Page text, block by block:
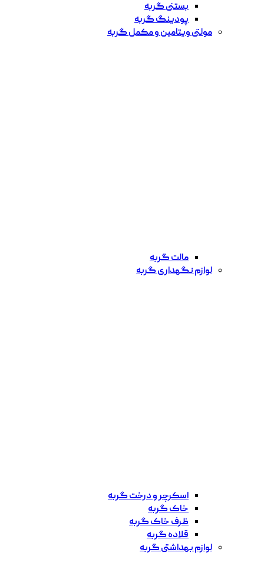
بستنی گربه
پودینگ گربه
مولتی ویتامین و مکمل گربه
مالت گربه
لوازم نگهداری گربه
اسکرچر و درخت گربه
خاک گربه
ظرف خاک گربه
قلاده گربه
لوازم بهداشتی گربه